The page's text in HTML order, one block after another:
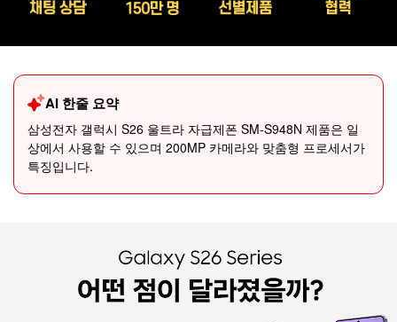
AI 한줄 요약
삼성전자 갤럭시 S26 울트라 자급제폰 SM-S948N 제품은 일
상에서 사용할 수 있으며 200MP 카메라와 맞춤형 프로세서가
특징입니다.